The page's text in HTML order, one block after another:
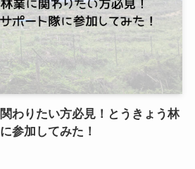
わりたい方必見！とうきょう林
参加してみた！